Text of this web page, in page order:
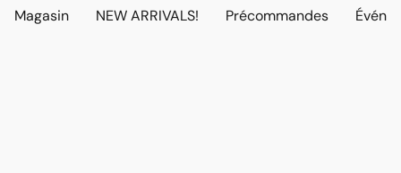
Magasin NEW ARRIVALS! Précommandes